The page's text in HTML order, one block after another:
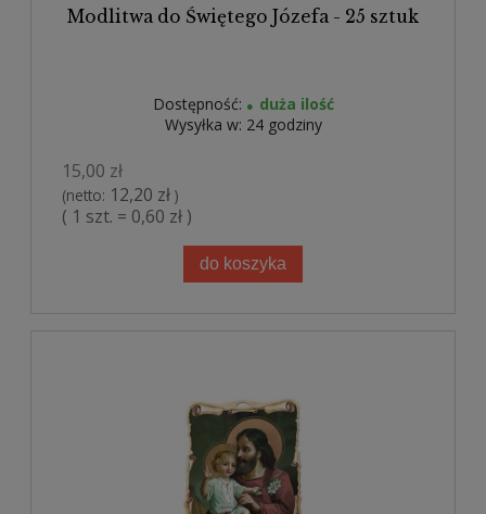
Modlitwa do Świętego Józefa - 25 sztuk
Dostępność:
duża ilość
Wysyłka w: 24 godziny
15,00 zł
(netto: 12,20 zł )
( 1 szt. = 0,60 zł )
do koszyka